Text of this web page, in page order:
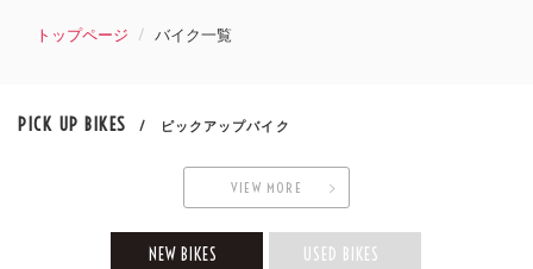
トップページ バイク一覧
PICK UP BIKES / ピックアップバイク
VIEW MORE
NEW BIKES USED BIKES